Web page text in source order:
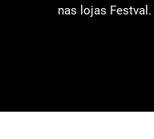
nas lojas Festval.